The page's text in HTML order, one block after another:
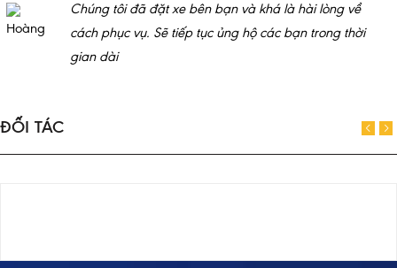
Chúng tôi đã đặt xe bên bạn và khá là hài lòng về
cách phục vụ. Sẽ tiếp tục ủng hộ các bạn trong thời
gian dài
ĐỐI TÁC